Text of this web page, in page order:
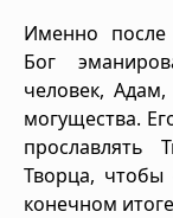
Именно после
Бог
человек,
могущества.
прославлять
Творца, чтобы
конечном